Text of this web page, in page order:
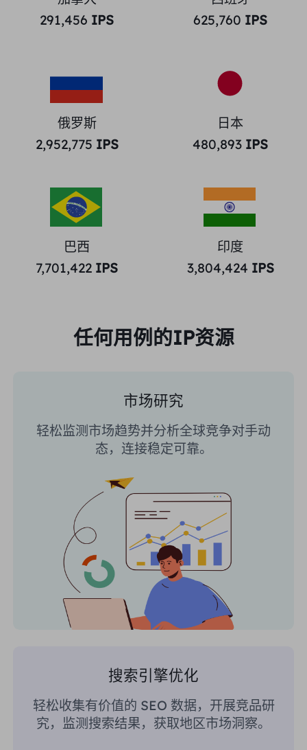
291,456 IPS
625,760 IPS
俄罗斯
2,952,775 IPS
日本
480,893 IPS
巴西
7,701,422 IPS
印度
3,804,424 IPS
任何用例的IP资源
市场研究
轻松监测市场趋势并分析全球竞争对手动
态，连接稳定可靠。
搜索引擎优化
轻松收集有价值的 SEO 数据，开展竞品研
究，监测搜索结果，获取地区市场洞察。